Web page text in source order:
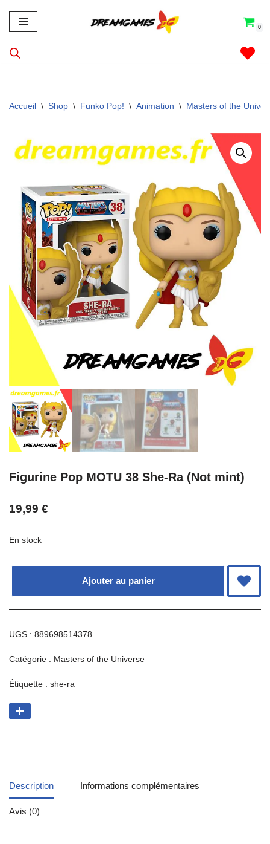
Aller
au
contenu
0
Accueil \ Shop \ Funko Pop! \ Animation \ Masters of the
Figurine Pop MOTU 38 She-Ra (Not mint)
19,99 €
En stock
Ajouter au panier
UGS : 889698514378
Catégorie : Masters of the Universe
Étiquette : she-ra
Description Informations complémentaires
Avis (0)